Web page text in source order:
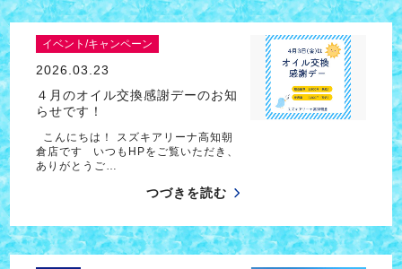
イベント/キャンペーン
2026.03.23
４月のオイル交換感謝デーのお知
らせです！
こんにちは！ スズキアリーナ高知朝
倉店です いつもHPをご覧いただき、
ありがとうご…
つづきを読む